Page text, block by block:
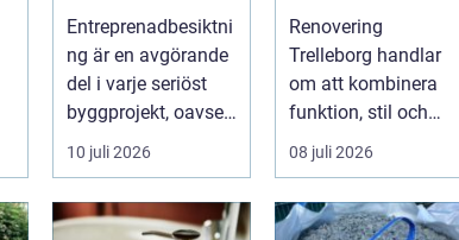
kvaliteten i
byggprojekt
Entreprenadbesiktni
ng är en avgörande
del i varje seriöst
byggprojekt, oavsett
om det handlar om
en ...
10 juli 2026
hemmet på ett
smart sätt
Renovering
Trelleborg handlar
om att kombinera
funktion, stil och
långsiktig ekonomi i
samma p...
08 juli 2026